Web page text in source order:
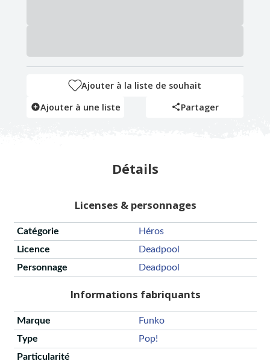
Ajouter à la liste de souhait
Ajouter à une liste
Partager
Détails
Licenses & personnages
Catégorie
Héros
Licence
Deadpool
Personnage
Deadpool
Informations fabriquants
Marque
Funko
Type
Pop!
Particularité